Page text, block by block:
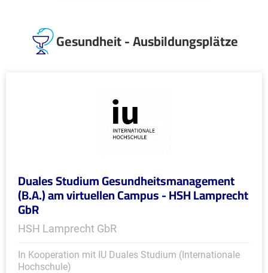
Gesundheit - Ausbildungsplätze
Duales Studium Gesundheitsmanagement
(B.A.) am virtuellen Campus - HSH Lamprecht
GbR
HSH Lamprecht GbR
In Kooperation mit IU Duales Studium (Internationale
Hochschule)